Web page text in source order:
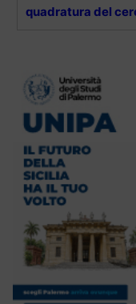
quadratura del